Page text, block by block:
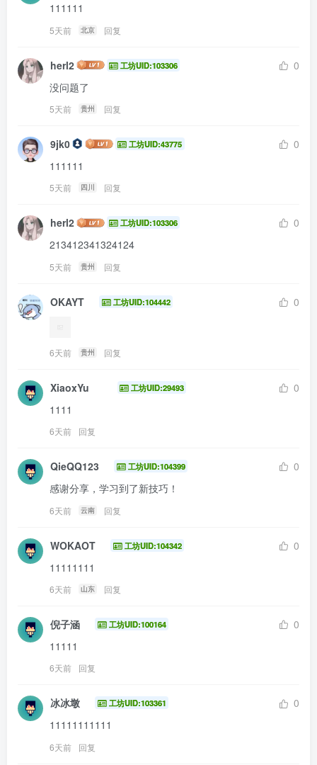
111111
5天前 北京 回复
herl2 工坊UID:103306
0
没问题了
5天前 贵州 回复
9jk0 工坊UID:43775
0
111111
5天前 四川 回复
herl2 工坊UID:103306
0
213412341324124
5天前 贵州 回复
OKAYT 工坊UID:104442 0
6天前 贵州 回复
XiaoxYu 工坊UID:29493
0
1111
6天前 回复
QieQQ123 工坊UID:104399
0
感谢分享，学习到了新技巧！
6天前 云南 回复
WOKAOT 工坊UID:104342
0
11111111
6天前 山东 回复
倪子涵 工坊UID:100164
0
11111
6天前 回复
冰冰墩 工坊UID:103361
0
11111111111
6天前 回复